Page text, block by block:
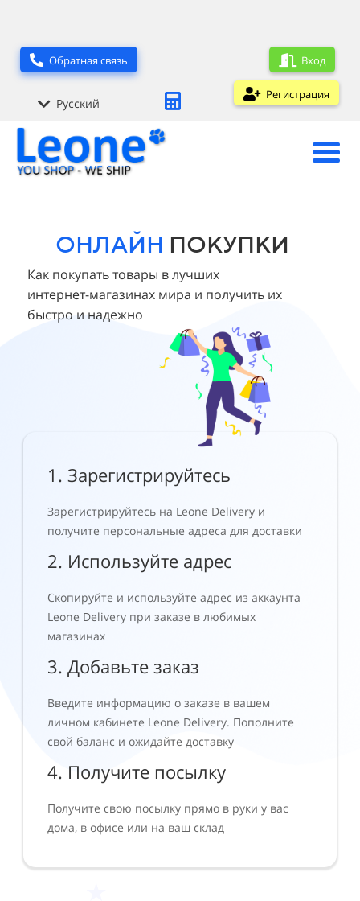
Обратная связь
Русский
Вход
Регистрация
ОНЛАЙН ПОКУПКИ
Как покупать товары в лучших
интернет-магазинах мира и получить их
быстро и надежно
1. Зарегистрируйтесь
Зарегистрируйтесь на Leone Delivery и
получите персональные адреса для доставки
2. Используйте адрес
Скопируйте и используйте адрес из аккаунта
Leone Delivery при заказе в любимых
магазинах
3. Добавьте заказ
Введите информацию о заказе в вашем
личном кабинете Leone Delivery. Пополните
свой баланс и ожидайте доставку
4. Получите посылку
Получите свою посылку прямо в руки у вас
дома, в офисе или на ваш склад